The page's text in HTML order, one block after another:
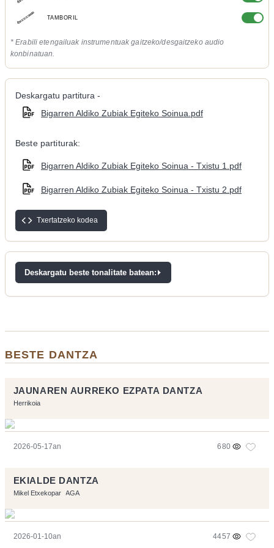
TAMBORIL
* Erabili etengailuak instrumentuak gaitzeko/desgaitzeko audio
konbinatuan.
Deskargatu partitura -
Bigarren Aldiko Zubiak Egiteko Soinua.pdf
Beste partiturak:
Bigarren Aldiko Zubiak Egiteko Soinua - Txistu 1.pdf
Bigarren Aldiko Zubiak Egiteko Soinua - Txistu 2.pdf
Txertatzeko kodea
Deskargatu beste tonalitate batean:
BESTE DANTZA
JAUNAREN AURREKO EZPATA DANTZA
Herrikoia
2026-05-17an 680
EKIALDE DANTZA
Mikel Etxekopar AGA
2026-01-10an 4457